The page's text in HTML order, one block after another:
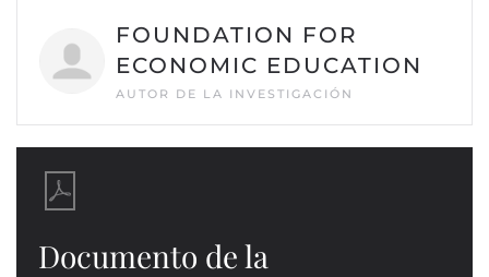
FOUNDATION FOR
ECONOMIC EDUCATION
AUTOR DE LA INVESTIGACIÓN
Documento de la